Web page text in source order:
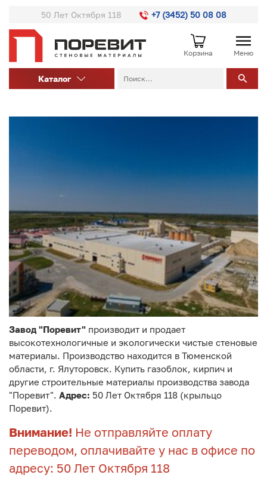
50 Лет Октября 118 +7 (3452) 50 08 08
Корзина Меню
Каталог
Завод "Поревит" производит и продает
высокотехнологичные и экологически чистые стеновые
материалы. Производство находится в Тюменской
области, г. Ялуторовск. Купить газоблок, кирпич и
другие строительные материалы производства завода
"Поревит". Адрес: 50 Лет Октября 118 (крыльцо
Поревит).
Внимание! Не отправляйте оплату
переводом, оплачивайте у нас в офисе по
адресу: 50 Лет Октября 118